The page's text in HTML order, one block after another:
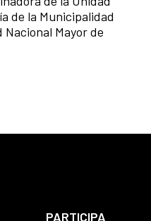
de la Municipalidad
Mayor de
PARTICIPA